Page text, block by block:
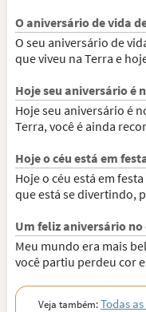
O aniversário de vida
O seu aniversário de
que viveu na Terra e
Hoje seu aniversário é
Hoje seu aniversário é
Terra, você é ainda
Hoje o céu está em
Hoje o céu está em
que está se divertindo,
Um feliz aniversário
Meu mundo era mais
você partiu perdeu cor
Veja também:Todas